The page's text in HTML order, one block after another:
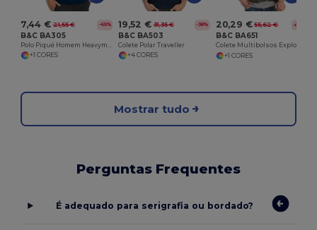
7,44 € 21,55 € -65%
B&C BA305
+1 CORES
19,52 € 31,35 € -38%
B&C BA503
Colete Polar Traveller
+4 CORES
20,29 € 55,62 € -64%
B&C BA651
+1 CORES
Mostrar tudo
Perguntas Frequentes
É adequado para serigrafia ou bordado?